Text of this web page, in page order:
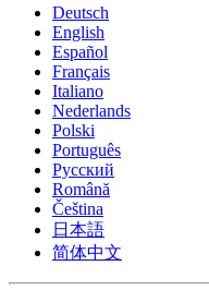
Deutsch
English
Español
Français
Italiano
Nederlands
Polski
Português
Pусский
Română
Čeština
日本語
简体中文